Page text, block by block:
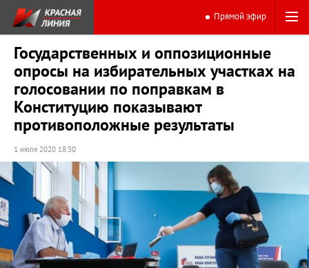
Прямой эфир
Государственных и оппозиционные
опросы на избирательных участках на
голосовании по поправкам в
Конституцию показывают
противоположные результаты
1 июля 2020 18:30